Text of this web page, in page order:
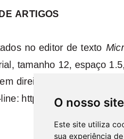
O nosso
Este site utiliza
sua experiência